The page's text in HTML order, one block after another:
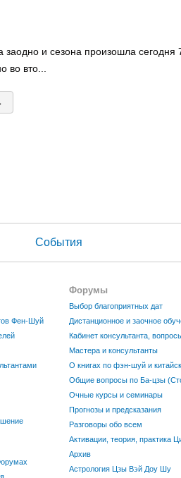
и сезона произошла сегодня
во вто...
События
Фен-Шуй
Форумы
Выбор благоприятных дат
Дистанционное и заочное
Кабинет консультанта,
Мастера и консультанты
О книгах по фэн-шуй и
Общие вопросы по Ба-цзы
Очные курсы и семинары
Прогнозы и предсказания
Разговоры обо всем
Активации, теория, практика
Архив
Астрология Цзы Вэй Доу Шу